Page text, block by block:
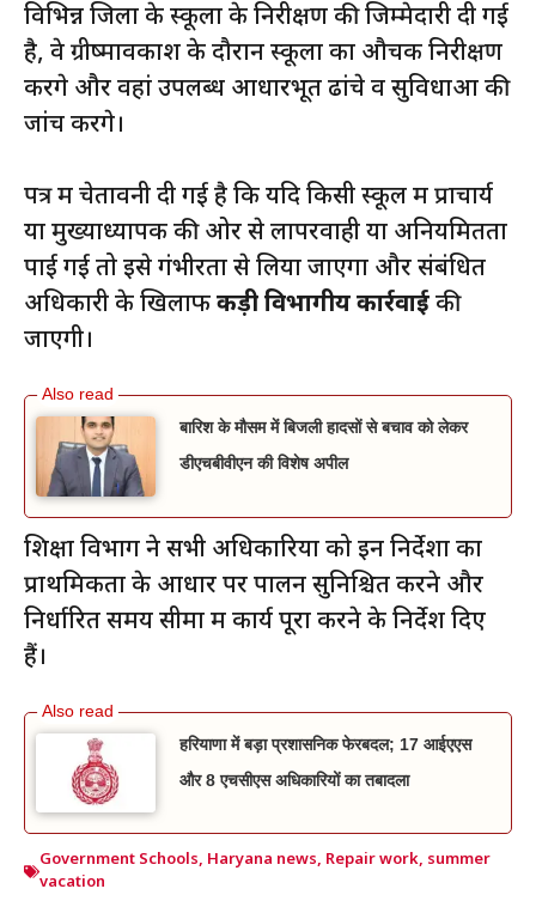
विभिन्न जिलों के स्कूलों के निरीक्षण की जिम्मेदारी दी गई
है, वे ग्रीष्मावकाश के दौरान स्कूलों का औचक निरीक्षण
करेंगे और वहां उपलब्ध आधारभूत ढांचे व सुविधाओं की
जांच करेंगे।
पत्र में चेतावनी दी गई है कि यदि किसी स्कूल में प्राचार्य
या मुख्याध्यापक की ओर से लापरवाही या अनियमितता
पाई गई तो इसे गंभीरता से लिया जाएगा और संबंधित
अधिकारी के खिलाफकड़ी विभागीय कार्रवाईकी
जाएगी।
बारिश के मौसम में बिजली हादसों से बचाव को लेकर
डीएचबीवीएन की विशेष अपील
शिक्षा विभाग ने सभी अधिकारियों को इन निर्देशों का
प्राथमिकता के आधार पर पालन सुनिश्चित करने और
निर्धारित समय सीमा में कार्य पूरा करने के निर्देश दिए
हैं।
हरियाणा में बड़ा प्रशासनिक फेरबदल; 17 आईएएस
और 8 एचसीएस अधिकारियों का तबादला
Government Schools, Haryana news, Repair work, summer
vacation